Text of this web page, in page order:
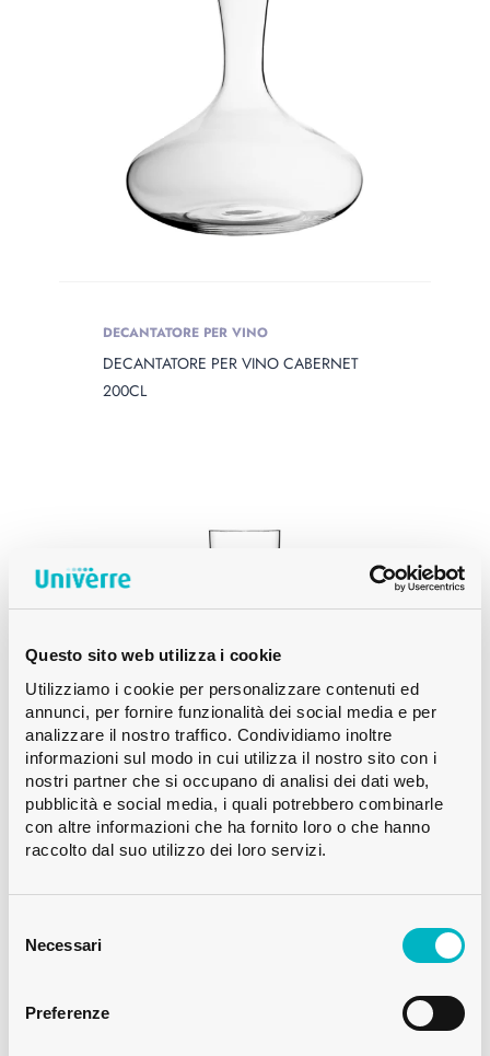
Questo sito web utilizza i cookie
Utilizziamo i cookie per personalizzare contenuti ed
annunci, per fornire funzionalità dei social media e per
analizzare il nostro traffico. Condividiamo inoltre
informazioni sul modo in cui utilizza il nostro sito con i
nostri partner che si occupano di analisi dei dati web,
pubblicità e social media, i quali potrebbero combinarle
con altre informazioni che ha fornito loro o che hanno
raccolto dal suo utilizzo dei loro servizi.
delNecessari
Preferenze
Prodotto Capacity
PRODOTTO
Prodotto Weight
DECANTATORE PER VINO
DECANTATORE PER VINO CABERNET
200CL